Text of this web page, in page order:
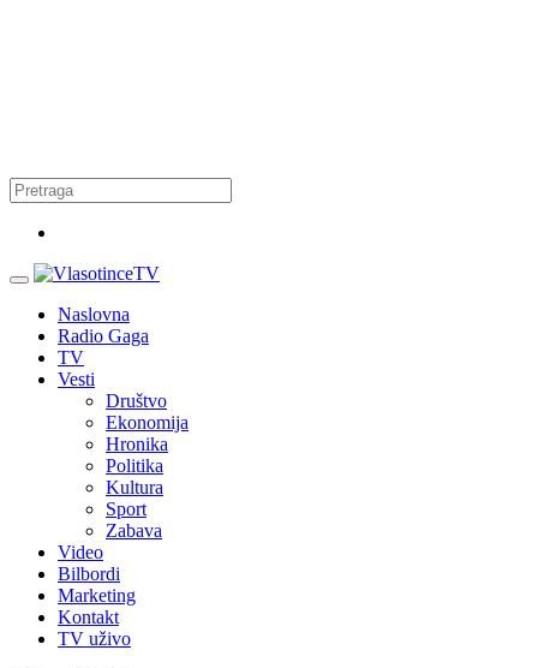
Naslovna
Radio Gaga
TV
Vesti
Društvo
Ekonomija
Hronika
Politika
Kultura
Sport
Zabava
Video
Bilbordi
Marketing
Kontakt
TV uživo